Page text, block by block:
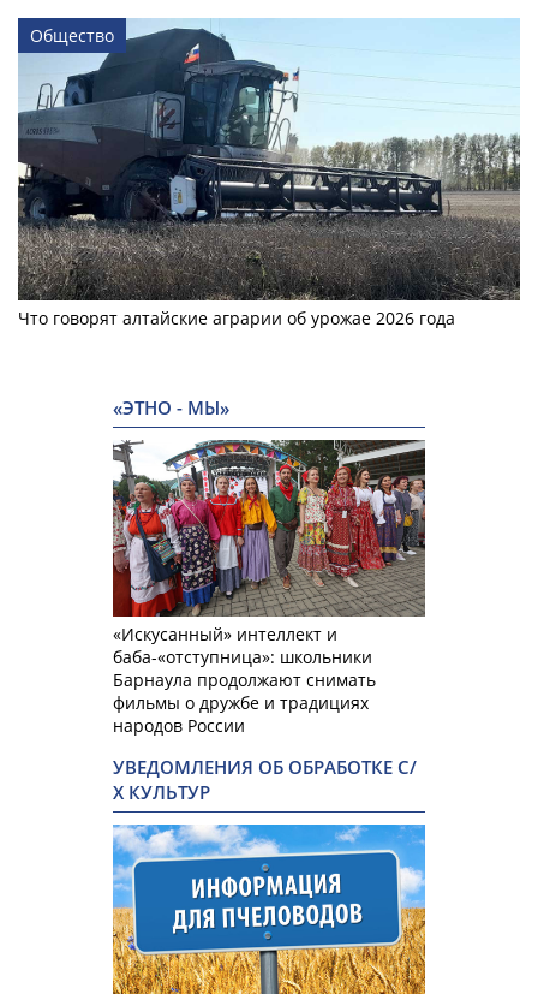
Общество
Что говорят алтайские аграрии об урожае 2026 года
«ЭТНО - МЫ»
«Искусанный» интеллект и
баба-«отступница»: школьники
Барнаула продолжают снимать
фильмы о дружбе и традициях
народов России
УВЕДОМЛЕНИЯ ОБ ОБРАБОТКЕ С/
Х КУЛЬТУР